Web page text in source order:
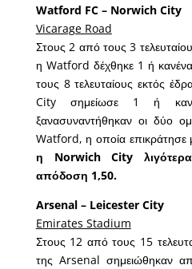
Watford FC – Norwich City
Vicarage Road
Στους 2 από τους 3
η Watford δέχθηκε 1 ή
τους 8 τελευταίους εκτός
City σημείωσε 1 ή
ξανασυναντήθηκαν οι δύο
Watford, η οποία επικράτησε
η Norwich City
απόδοση 1,50.
Arsenal – Leicester City
Emirates Stadium
Στους 12 από τους 15
της Arsenal σημειώθηκαν